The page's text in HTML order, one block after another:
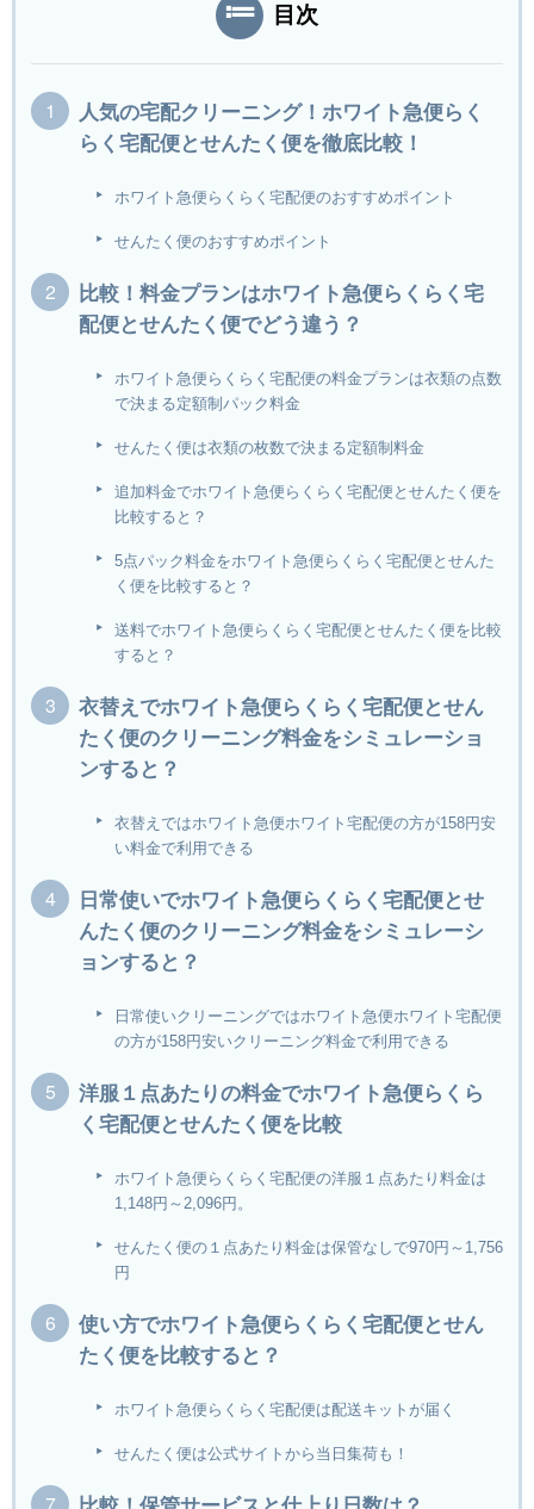
目次
人気の宅配クリーニング！ホワイト急便らく
らく宅配便とせんたく便を徹底比較！
ホワイト急便らくらく宅配便のおすすめポイント
せんたく便のおすすめポイント
比較！料金プランはホワイト急便らくらく宅
配便とせんたく便でどう違う？
ホワイト急便らくらく宅配便の料金プランは衣類の点数
で決まる定額制パック料金
せんたく便は衣類の枚数で決まる定額制料金
追加料金でホワイト急便らくらく宅配便とせんたく便を
比較すると？
5点パック料金をホワイト急便らくらく宅配便とせんた
く便を比較すると？
送料でホワイト急便らくらく宅配便とせんたく便を比較
すると？
衣替えでホワイト急便らくらく宅配便とせん
たく便のクリーニング料金をシミュレーショ
ンすると？
衣替えではホワイト急便ホワイト宅配便の方が158円安
い料金で利用できる
日常使いでホワイト急便らくらく宅配便とせ
んたく便のクリーニング料金をシミュレーシ
ョンすると？
日常使いクリーニングではホワイト急便ホワイト宅配便
の方が158円安いクリーニング料金で利用できる
洋服１点あたりの料金でホワイト急便らくら
く宅配便とせんたく便を比較
ホワイト急便らくらく宅配便の洋服１点あたり料金は
1,148円～2,096円。
せんたく便の１点あたり料金は保管なしで970円～1,756
円
使い方でホワイト急便らくらく宅配便とせん
たく便を比較すると？
ホワイト急便らくらく宅配便は配送キットが届く
せんたく便は公式サイトから当日集荷も！